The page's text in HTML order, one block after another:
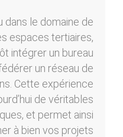
dans le domaine de
espaces tertiaires,
intégrer un bureau
un réseau de
Cette expérience
de véritables
et permet ainsi
à bien vos projets